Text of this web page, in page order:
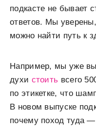
подкасте не бывает
ответов. Мы
можно найти путь к
Например, мы уже
духи стоить всего
по этикетке, что
В новом выпуске
почему поход туда —